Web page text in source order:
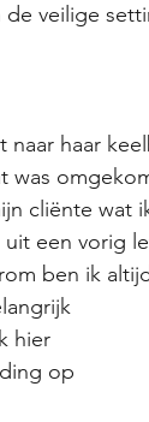
veilige
haar
was
cliënte wat
een vorig
ben ik
hier
op